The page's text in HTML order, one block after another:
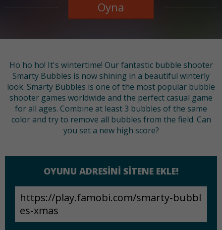
Oyna
Ho ho ho! It's wintertime! Our fantastic bubble shooter
Smarty Bubbles is now shining in a beautiful winterly
look. Smarty Bubbles is one of the most popular bubble
shooter games worldwide and the perfect casual game
for all ages. Combine at least 3 bubbles of the same
color and try to remove all bubbles from the field. Can
you set a new high score?
OYUNU ADRESINI SITENE EKLE!